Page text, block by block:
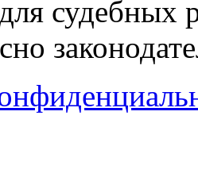
судебных